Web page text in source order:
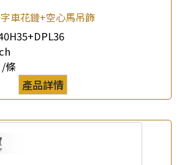
車花鏈+空心馬吊飾
條
產品詳情